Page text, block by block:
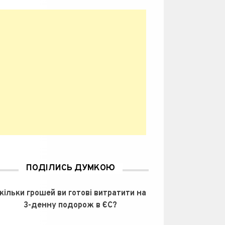
ПОДІЛИСЬ ДУМКОЮ
грошей ви готові витратити на
3-денну подорож в ЄС?